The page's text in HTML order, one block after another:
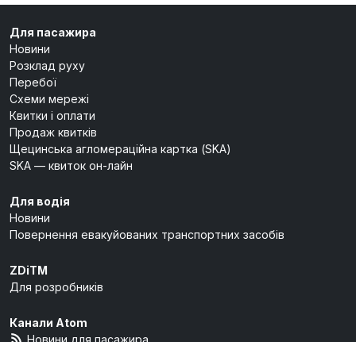
Для пасажира
Новини
Розклад руху
Перебої
Схеми мережі
Квитки і оплати
Продаж квитків
Щецинська агломераційна картка (SKA)
SKA — квиток он-лайн
Для водія
Новини
Повернення евакуйованих транспортних засобів
ZDiTM
Для розробників
Канали Atom
Новини для пасажира